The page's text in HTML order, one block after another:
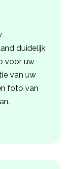
duidelijk
voor uw
van uw
foto van